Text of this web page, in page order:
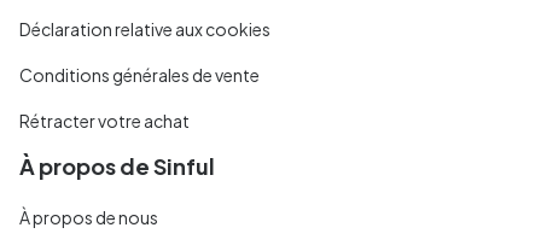
Déclaration relative aux cookies
Conditions générales de vente
Rétracter votre achat
À propos de Sinful
À propos de nous